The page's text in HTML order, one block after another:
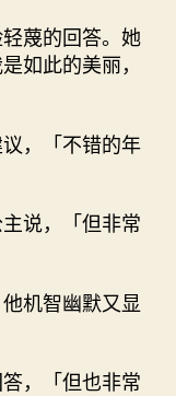
蔑的回答。她
如此的美丽，
，「不错的年
说，「但非常
机智幽默又显
，「但也非常